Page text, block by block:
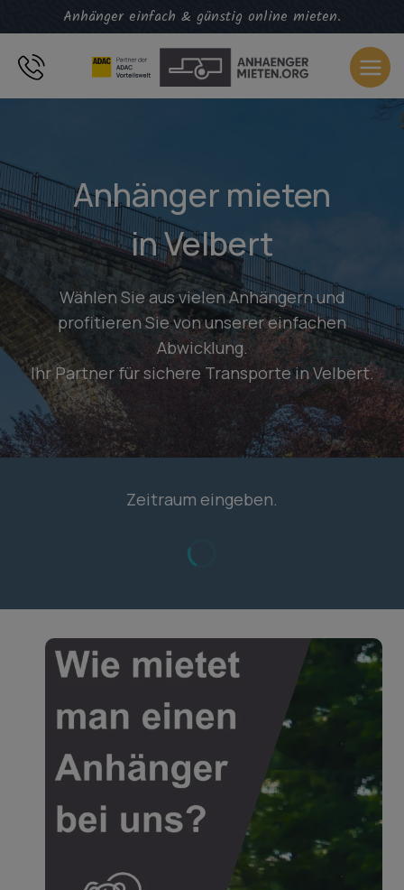
Inhalt
springen
Anhänger einfach & günstig online mieten.
Anhänger mieten
in Velbert
Wählen Sie aus vielen Anhängern und
profitieren Sie von unserer einfachen
Abwicklung.
Ihr Partner für sichere Transporte in Velbert.
Zeitraum eingeben.